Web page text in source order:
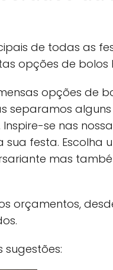
de todas as
opções de bolos
opções de
separamos
se nas
festa. Escolha
mas
orçamentos,
sugestões: